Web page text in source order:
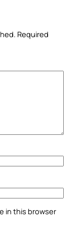
Required
in this browser